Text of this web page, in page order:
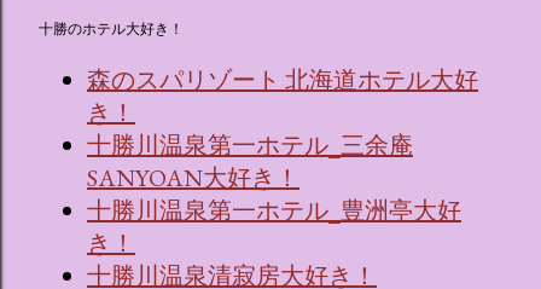
十勝のホテル大好き！
森のスパリゾート 北海道ホテル大好
き！
十勝川温泉第一ホテル_三余庵
SANYOAN大好き！
十勝川温泉第一ホテル_豊洲亭大好
き！
十勝川温泉清寂房大好き！